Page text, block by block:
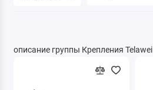
описание группы Крепления Telawei